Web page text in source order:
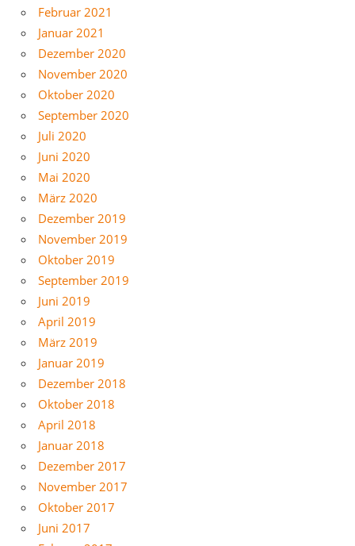
Februar 2021
Januar 2021
Dezember 2020
November 2020
Oktober 2020
September 2020
Juli 2020
Juni 2020
Mai 2020
März 2020
Dezember 2019
November 2019
Oktober 2019
September 2019
Juni 2019
April 2019
März 2019
Januar 2019
Dezember 2018
Oktober 2018
April 2018
Januar 2018
Dezember 2017
November 2017
Oktober 2017
Juni 2017